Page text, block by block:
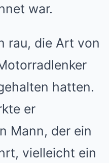
war.
rau, die Art von
hatten.
er
Mann, der ein
vielleicht ein